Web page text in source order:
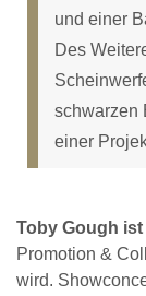
und einer
Des
schwarzen
einer
Toby Gough
Promotion &
wird.